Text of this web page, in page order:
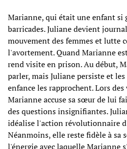
Marianne, qui était une enfant si
barricades. Juliane devient
mouvement des femmes et lutte
l'avortement. Quand Marianne
rend visite en prison. Au début,
parler, mais Juliane persiste et
enfance les rapprochent. Lors
Marianne accuse sa sœur de lui
des questions insignifiantes.
idéalise l'action révolutionnaire
Néanmoins, elle reste fidèle à sa
l'énergie avec laquelle Marianne